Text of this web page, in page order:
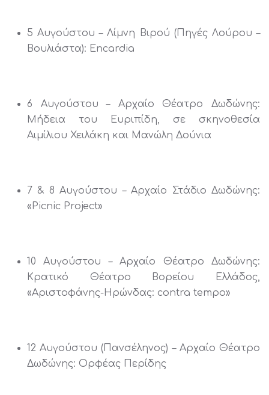
5 Αυγούστου – Λίμνη Βιρού (Πηγές Λούρου –
Βουλιάστα): Encardia
6 Αυγούστου – Αρχαίο Θέατρο Δωδώνης:
Μήδεια του Ευριπίδη, σε σκηνοθεσία
Αιμίλιου Χειλάκη και Μανώλη Δούνια
7 & 8 Αυγούστου – Αρχαίο Στάδιο Δωδώνης:
«Picnic Project»
10 Αυγούστου – Αρχαίο Θέατρο Δωδώνης:
Κρατικό Θέατρο Βορείου Ελλάδος,
«Αριστοφάνης-Ηρώνδας: contra tempo»
12 Αυγούστου (Πανσέληνος) – Αρχαίο Θέατρο
Δωδώνης: Ορφέας Περίδης